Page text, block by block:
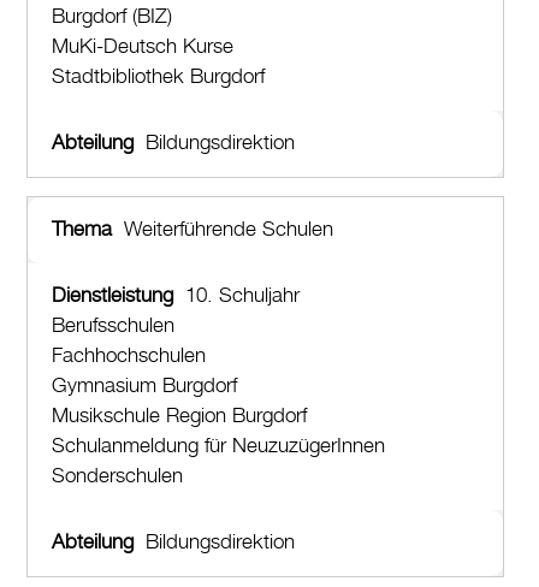
Burgdorf (BIZ)
MuKi-Deutsch Kurse
Stadtbibliothek Burgdorf
Bildungsdirektion
Weiterführende Schulen
10. Schuljahr
Berufsschulen
Fachhochschulen
Gymnasium Burgdorf
Musikschule Region Burgdorf
Schulanmeldung für NeuzuzügerInnen
Sonderschulen
Bildungsdirektion